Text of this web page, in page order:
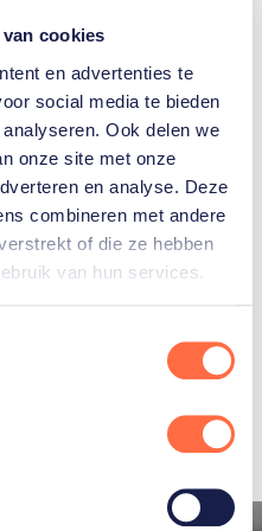
cookies
en advertenties te
social media te bieden
Ook delen we
onze site met onze
en analyse. Deze
combineren met andere
of die ze hebben
van hun services.
1
Brons
Toon alle